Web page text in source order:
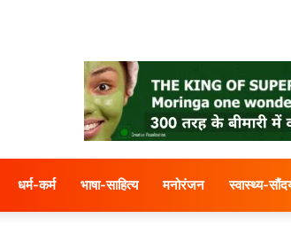
धर्म-कर्म भाषा-साहित्य मनोरंजन स्वास्थ्य-